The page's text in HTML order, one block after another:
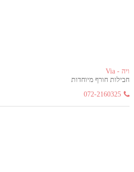
ויה - Via
חבילות חורף מיוחדות
072-2160325